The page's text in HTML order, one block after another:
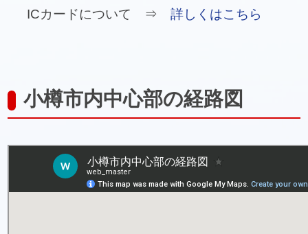
ICカードについて 詳しくはこちら
小樽市内中心部の経路図